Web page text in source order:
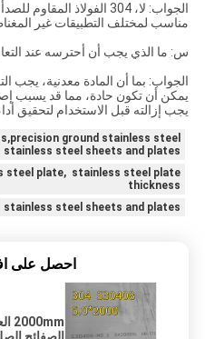
الجواب: لا، 304 الفولاذ
مناسب لمختلف التطبيقات غير
س: ما الذي يجب أن أحترسه عند
الجواب: بما أن المادة معدنية، يجب
يمكن أن تكون حادة، مما قد يسبب
يجب إزالته قبل الاستخدام لتحقيق
ground stainless steel
stainless steel sheets and plates
steel plate, stainless steel plate
thickness
stainless steel sheets and plates
احصل على